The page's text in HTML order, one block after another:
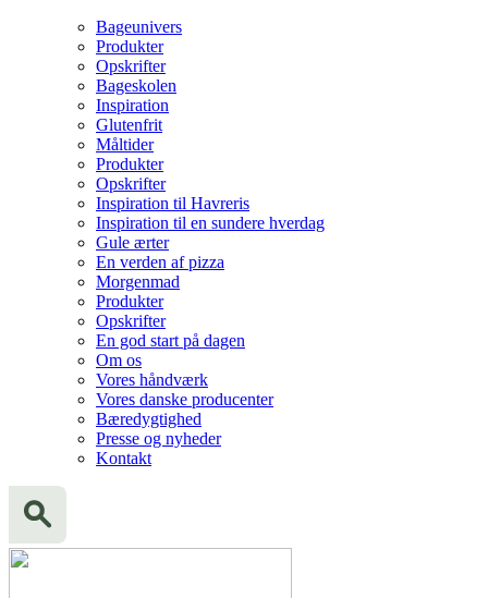
Bageunivers
Produkter
Opskrifter
Bageskolen
Inspiration
Glutenfrit
Måltider
Produkter
Opskrifter
Inspiration til Havreris
Inspiration til en sundere hverdag
Gule ærter
En verden af pizza
Morgenmad
Produkter
Opskrifter
En god start på dagen
Om os
Vores håndværk
Vores danske producenter
Bæredygtighed
Presse og nyheder
Kontakt